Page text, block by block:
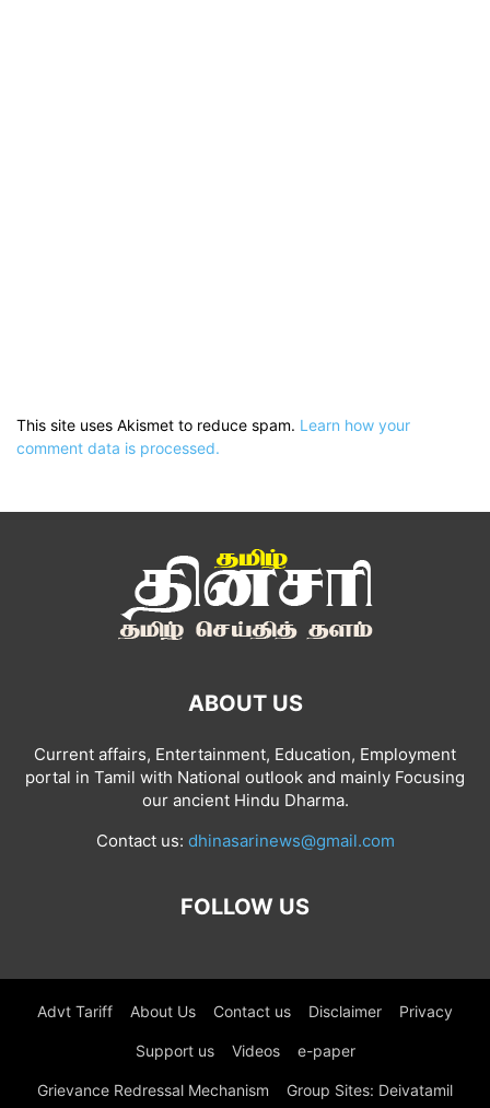
This site uses Akismet to reduce spam. Learn how your
comment data is processed.
ABOUT US
Current affairs, Entertainment, Education, Employment
portal in Tamil with National outlook and mainly Focusing
our ancient Hindu Dharma.
Contact us: dhinasarinews@gmail.com
FOLLOW US
Advt Tariff About Us Contact us Disclaimer Privacy
Support us Videos e-paper
Grievance Redressal Mechanism Group Sites: Deivatamil